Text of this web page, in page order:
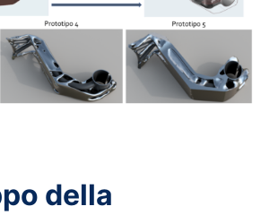
della